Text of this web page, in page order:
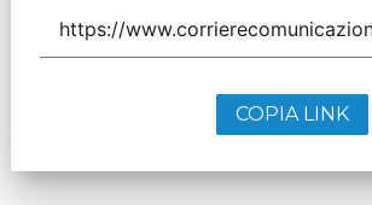
COPIA LINK